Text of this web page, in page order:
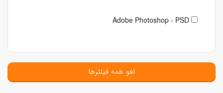
Adobe Photoshop - PSD
لغو همه فیلترها